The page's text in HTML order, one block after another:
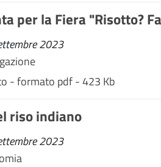
per la Fiera "Risotto?
2023
- formato pdf - 423 Kb
riso indiano
2023